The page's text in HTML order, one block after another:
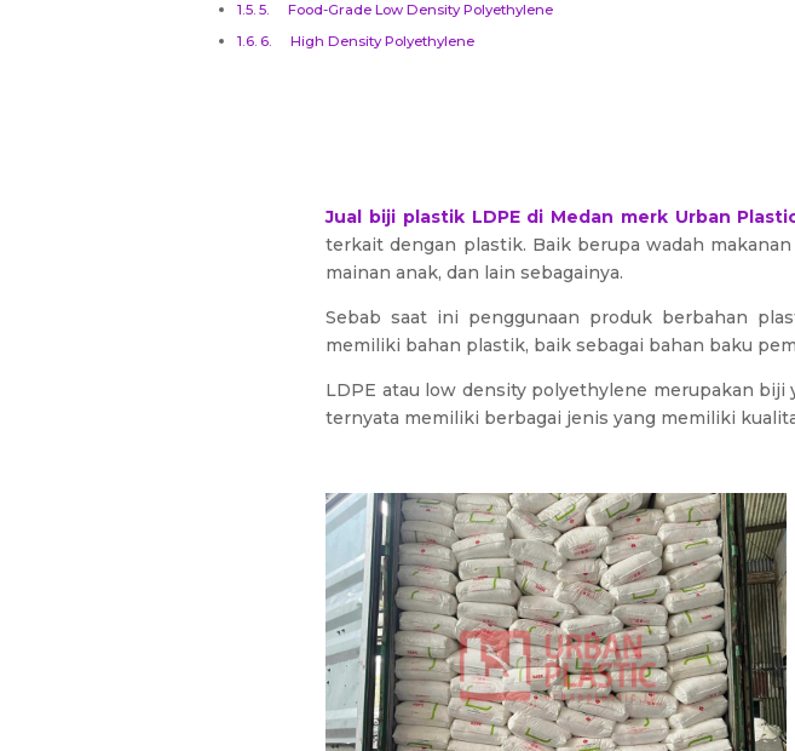
5. Food-Grade Low Density Polyethylene
6. High Density Polyethylene
Jual biji plastik LDPE di Medan merk Urban
terkait dengan plastik. Baik berupa wadah
mainan anak, dan lain sebagainya.
Sebab saat ini penggunaan produk berbahan
memiliki bahan plastik, baik sebagai bahan baku
LDPE atau low density polyethylene merupakan
ternyata memiliki berbagai jenis yang memiliki